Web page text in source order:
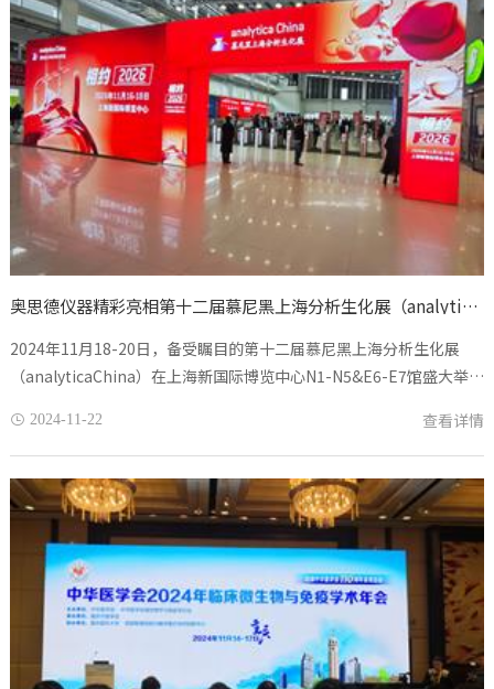
奥思德仪器精彩亮相第十二届慕尼黑上海分析生化展（analytica China）
2024年11月18-20日，备受瞩目的第十二届慕尼黑上海分析生化展
（analyticaChina）在上海新国际博览中心N1-N5&E6-E7馆盛大举
米，汇聚了来自23个国家和地区...
 2024-11-22 查看详情